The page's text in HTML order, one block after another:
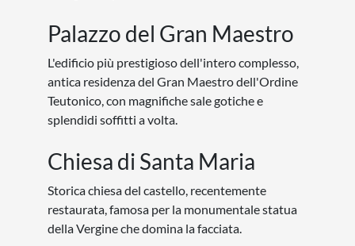
Palazzo del Gran Maestro
L'edificio più prestigioso dell'intero complesso,
antica residenza del Gran Maestro dell'Ordine
Teutonico, con magnifiche sale gotiche e
splendidi soffitti a volta.
Chiesa di Santa Maria
Storica chiesa del castello, recentemente
restaurata, famosa per la monumentale statua
della Vergine che domina la facciata.